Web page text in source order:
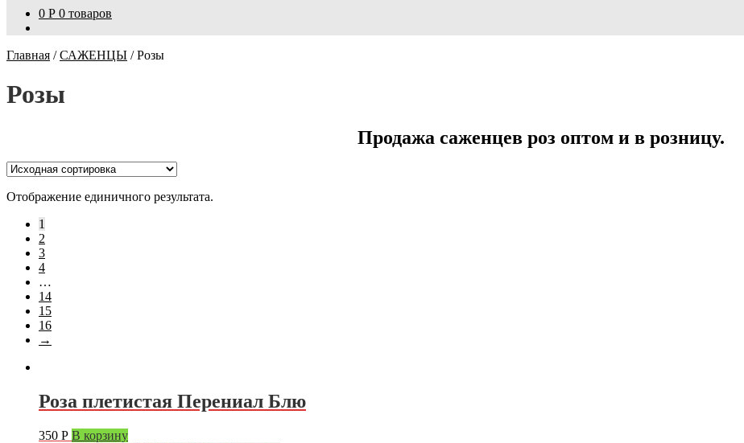
0 Р 0 товаров
Главная /САЖЕНЦЫ /Розы
Розы
Продажа саженцев роз оптом и в розницу.
Отображение единичного результата.
1
2
3
4
…
14
15
16
→
Роза плетистая Перениал Блю
350 Р В корзину